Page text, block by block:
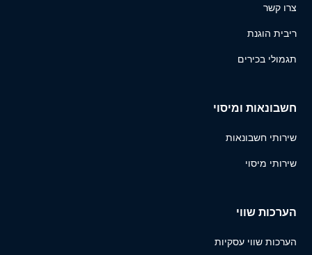
צרו קשר
ריבית הוגנת
תגמולי בכירים
חשבונאות ומיסוי
שירותי חשבונאות
שירותי מיסוי
הערכות שווי
הערכות שווי עסקיות